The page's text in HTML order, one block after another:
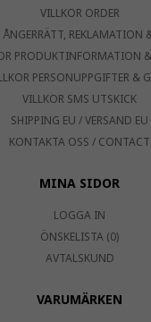
VILLKOR ORDER
REKLAMATION
PRODUKTINFORMATION
PERSONUPPGIFTER &
VILLKOR SMS UTSKICK
SHIPPING EU / VERSAND EU
KONTAKTA OSS / CONTACT
MINA SIDOR
LOGGA IN
ÖNSKELISTA (0)
AVTALSKUND
VARUMÄRKEN